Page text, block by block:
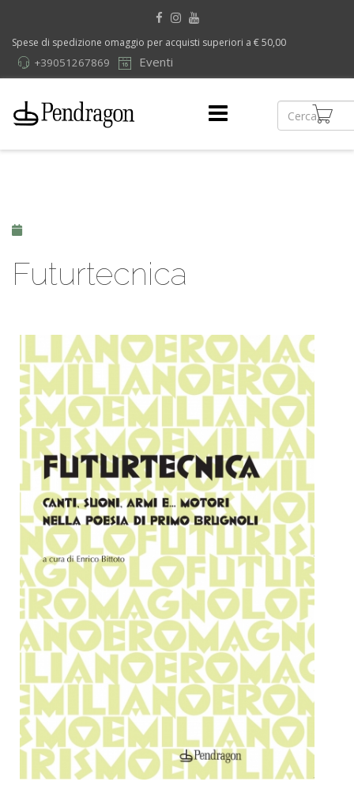
Spese di spedizione omaggio per acquisti superiori a € 50,00
Eventi
+39051267869
Futurtecnica